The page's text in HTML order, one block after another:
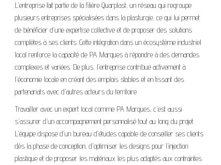
L'entreprise fait partie de la filière Quarplast, un réseau qui regroupe
plusieurs entreprises spécialisées dans la plasturgie, ce qui lui permet
de bénéficier d'une expertise collective et de proposer des solutions
complètes à ses clients. Cette intégration dans un écosystème industriel
local renforce la capacité de PA Marques à répondre à des demandes
complexes et variées. De plus, l'entreprise contribue activement à
l'économie locale en créant des emplois stables et en tissant des
partenariats avec d'autres acteurs du territoire.
Travailler avec un expert local comme PA Marques, c'est aussi
s'assurer d'un accompagnement personnalisé tout au long du projet.
L'équipe dispose d'un bureau d'études capable de conseiller ses clients
dès la phase de conception, d'optimiser les designs pour l'injection
plastique et de proposer les matériaux les plus adaptés aux contraintes